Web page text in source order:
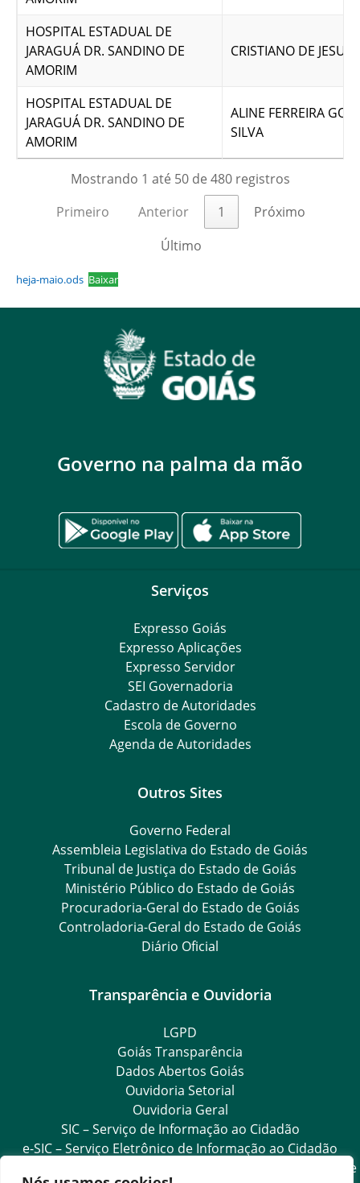
HOSPITAL ESTADUAL DE
JARAGUÁ DR. SANDINO DE
AMORIM
CRISTIANO DE JESUS
HOSPITAL ESTADUAL DE
JARAGUÁ DR. SANDINO DE
AMORIM
ALINE FERREIRA
SILVA
Mostrando 1 até 50 de 480 registros
Primeiro
Anterior 1
Próximo
Último
heja-maio.ods Baixar
Governo na palma da mão
Serviços
Expresso Goiás
Expresso Aplicações
Expresso Servidor
SEI Governadoria
Cadastro de Autoridades
Escola de Governo
Agenda de Autoridades
Outros Sites
Governo Federal
Assembleia Legislativa do Estado de Goiás
Tribunal de Justiça do Estado de Goiás
Ministério Público do Estado de Goiás
Procuradoria-Geral do Estado de Goiás
Controladoria-Geral do Estado de Goiás
Diário Oficial
Transparência e Ouvidoria
LGPD
Goiás Transparência
Dados Abertos Goiás
Ouvidoria Setorial
Ouvidoria Geral
SIC – Serviço de Informação ao Cidadão
e-SIC – Serviço Eletrônico de Informação ao Cidadão
Acesso às Informações das Organizações Sociais de Saúde